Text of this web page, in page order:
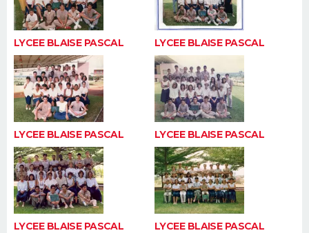
LYCEE BLAISE PASCAL LYCEE BLAISE PASCAL
LYCEE BLAISE PASCAL LYCEE BLAISE PASCAL
LYCEE BLAISE PASCAL LYCEE BLAISE PASCAL